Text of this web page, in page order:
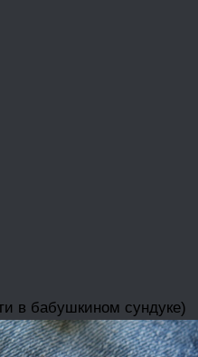
в бабушкином сундуке)